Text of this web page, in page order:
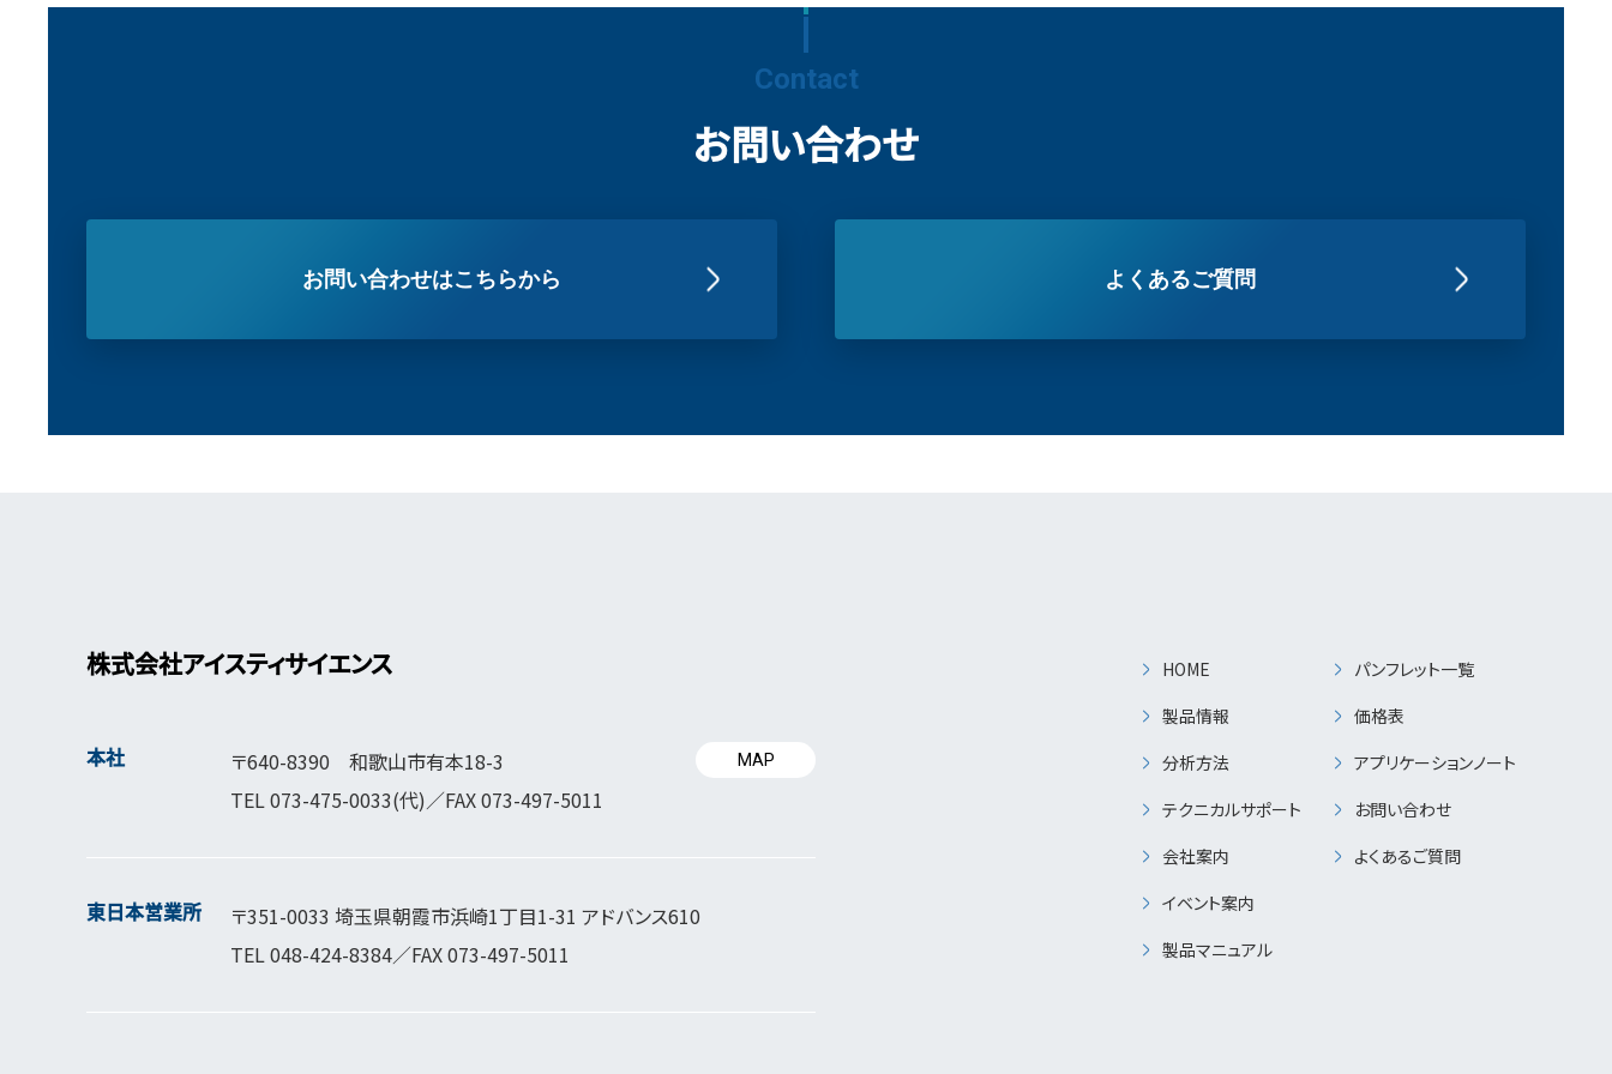
Contact
お問い合わせ
お問い合わせはこちらから よくあるご質問
株式会社アイスティサイエンス
本社
〒640-8390 和歌山市有本18-3
TEL073-475-0033(代)／FAX 073-497-5011
MAP
東日本営業所
〒351-0033 埼玉県朝霞市浜崎1丁目1-31 アドバンス610
TEL048-424-8384／FAX 073-497-5011
HOME
製品情報
分析方法
テクニカルサポート
会社案内
イベント案内
製品マニュアル
パンフレット一覧
価格表
アプリケーションノート
お問い合わせ
よくあるご質問